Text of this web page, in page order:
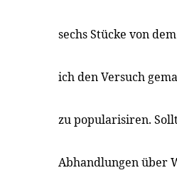
sechs Stücke von
ich den Versuch
zu popularisiren.
Abhandlungen über